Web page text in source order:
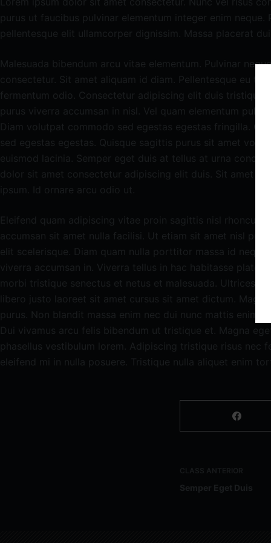
purus ut faucibus pulvinar elementum integer enim
pellentesque elit ullamcorper dignissim. Massa placerat
Malesuada bibendum arcu vitae elementum. Pulvinar
consectetur. Sit amet aliquam id diam. Pellentesque eu
fermentum odio. Consectetur adipiscing elit duis tristique
purus viverra accumsan in nisl. Vel quam elementum
Diam volutpat commodo sed egestas egestas fringilla.
sed egestas egestas. Quisque sagittis purus sit amet
euismod lacinia. Semper eget duis at tellus at urna
dolor sit amet consectetur adipiscing elit duis. Sit amet
ipsum. Id ornare arcu odio ut.
Eleifend quam adipiscing vitae proin sagittis nisl rhoncus
accumsan sit amet nulla facilisi. Ut etiam sit amet nisl
elit scelerisque. Diam quam nulla porttitor massa id neque
viverra accumsan in. Viverra tellus in hac habitasse platea
morbi tristique senectus et netus et malesuada. Ultrices
libero justo laoreet sit amet cursus sit amet dictum.
purus. Non blandit massa enim nec dui nunc mattis enim
Dui vivamus arcu felis bibendum ut tristique et. Magna
phasellus vestibulum lorem. Adipiscing tristique risus nec
eleifend mi in nulla posuere. Tristique nulla aliquet enim
Semper Eget Duis